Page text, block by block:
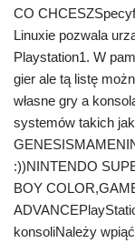
CO
Linuxie pozwala
Playstation1. W
gier ale tą listę
własne gry a
systemów takich
:))NINTENDO
BOY
konsoliNależy